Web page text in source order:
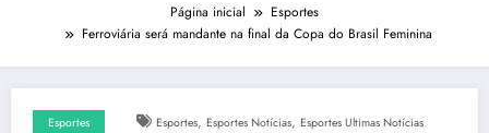
Página inicial
Esportes
Ferroviária será mandante na final da Copa do Brasil Feminina
Esportes Esportes, Esportes Notícias, Esportes Ultimas Notícias